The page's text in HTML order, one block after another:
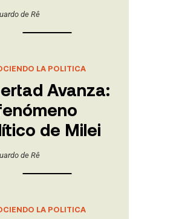
de Rê
LA POLITICA
Avanza:
de Milei
de Rê
LA POLITICA